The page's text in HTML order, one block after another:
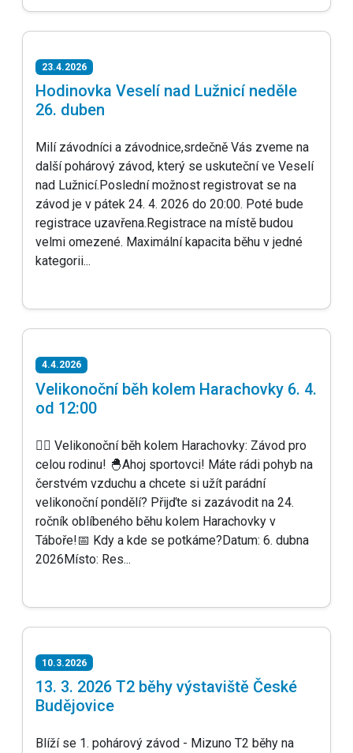
23.4.2026
Hodinovka Veselí nad Lužnicí neděle
26. duben
Milí závodníci a závodnice,srdečně Vás zveme na
další pohárový závod, který se uskuteční ve Veselí
nad Lužnicí.Poslední možnost registrovat se na
závod je v pátek 24. 4. 2026 do 20:00. Poté bude
registrace uzavřena.Registrace na místě budou
velmi omezené. Maximální kapacita běhu v jedné
kategorii...
4.4.2026
Velikonoční běh kolem Harachovky 6. 4.
od 12:00
🏃‍♂️ Velikonoční běh kolem Harachovky: Závod pro
celou rodinu! 🐣Ahoj sportovci! Máte rádi pohyb na
čerstvém vzduchu a chcete si užít parádní
velikonoční pondělí? Přijďte si zazávodit na 24.
ročník oblíbeného běhu kolem Harachovky v
Táboře!📅 Kdy a kde se potkáme?Datum: 6. dubna
2026Místo: Res...
10.3.2026
13. 3. 2026 T2 běhy výstaviště České
Budějovice
Blíží se 1. pohárový závod - Mizuno T2 běhy na